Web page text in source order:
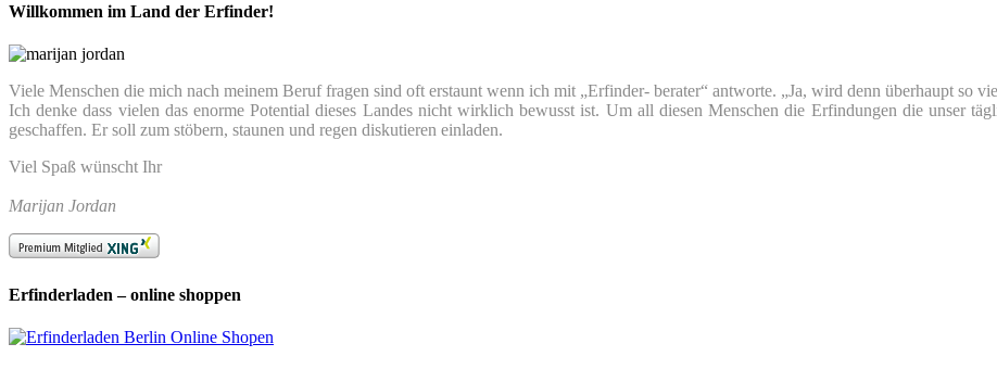
Willkommen im Land der Erfinder!
Viele Menschen die mich nach meinem Beruf fragen sind oft erstaunt wenn ich mit „Erfinder- berater“ antworte. „Ja, wird denn überhaupt so
Ich denke dass vielen das enorme Potential dieses Landes nicht wirklich bewusst ist. Um all diesen Menschen die Erfindungen die unser
geschaffen. Er soll zum stöbern, staunen und regen diskutieren einladen.
Viel Spaß wünscht Ihr
Marijan Jordan
Erfinderladen – online shoppen